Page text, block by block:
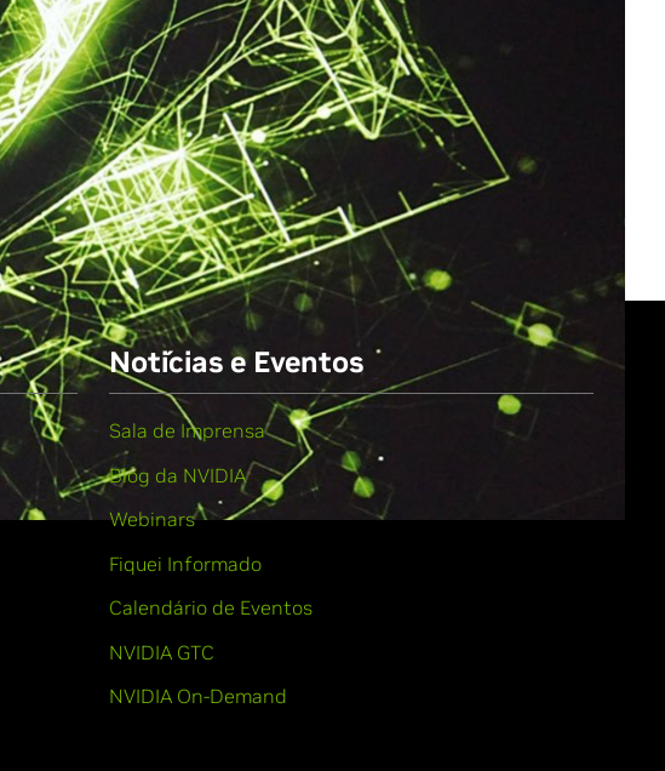
Notícias e Eventos
Sala de Imprensa
Blog da NVIDIA
Webinars
Fiquei Informado
Calendário de Eventos
NVIDIA GTC
NVIDIA On-Demand